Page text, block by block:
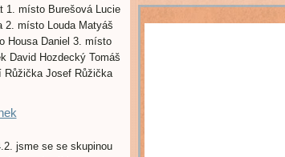
1. místo Burešová Lucie
2. místo Louda Matyáš
Housa Daniel 3. místo
David Hozdecký Tomáš
Růžička Josef Růžička
jsme se se skupinou